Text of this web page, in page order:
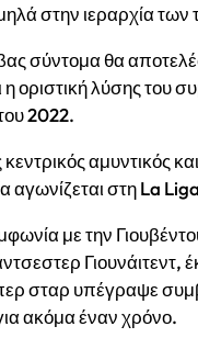
στην ιεραρχία
σύντομα θα
οριστική λύσης του
2022.
αμυντικός
αγωνίζεται στηLa Liga
με την
Γιουνάιτεντ,
σταρ υπέγραψε
ακόμα έναν χρόνο.